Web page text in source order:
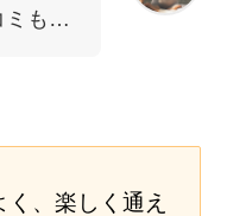
ミも…
、楽しく通え